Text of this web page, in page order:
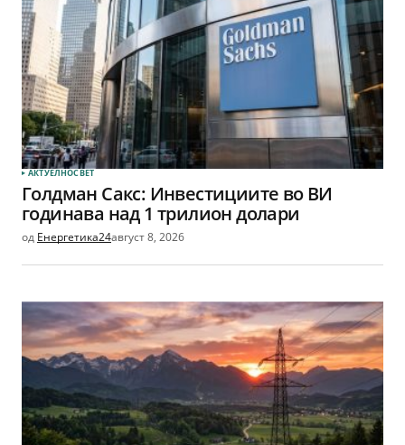
АКТУЕЛНОСВЕТ
Голдман Сакс: Инвестициите во ВИ
годинава над 1 трилион долари
од Енергетика24август 8, 2026